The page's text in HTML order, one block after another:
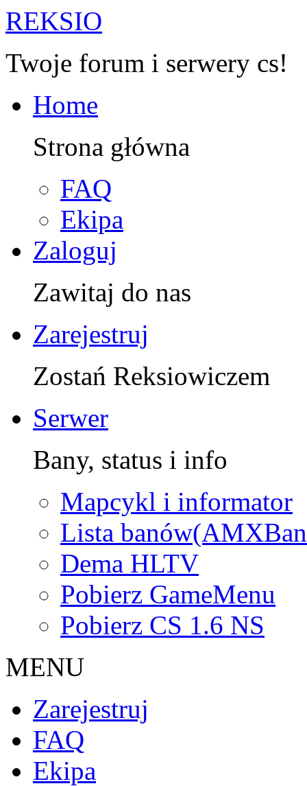
REKSIO
Twoje forum i serwery cs!
Home
Strona główna
FAQ
Ekipa
Zaloguj
Zawitaj do nas
Zarejestruj
Zostań Reksiowiczem
Serwer
Bany, status i info
Mapcykl i informator
Lista
Dema HLTV
Pobierz GameMenu
Pobierz CS 1.6 NS
MENU
Zarejestruj
FAQ
Ekipa